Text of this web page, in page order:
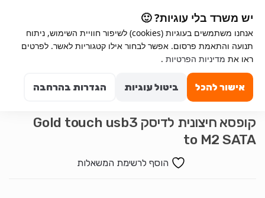
יש משרד בלי עוגיות? 🙂
אנחנו משתמשים בעוגיות (cookies) לשיפור חוויית השימוש, ניתוח
תנועה והתאמת פרסום. אפשר לבחור אילו קטגוריות לאשר. לפרטים
ראו את מדיניות הפרטיות .
אישור להכל ביטול עוגיות הגדרות בהרחבה
navigation
content
קופסא חיצונית לדיסק Gold touch usb3
to M2 SATA
הוסף לרשימת המשאלות